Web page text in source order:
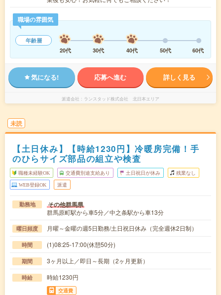
職場の雰囲気
年齢層
20代
30代 40代 50代 60代
気になる! 応募へ進む 詳しく見る
派遣会社 ランスタッド株式会社 北日本エリア
未読
【土日休み】【時給1230円】冷暖房完備！手
のひらサイズ部品の組立や検査
職種未経験OK 交通費別途支給あり 土日祝日が休み 残業なし
WEB登録OK 派遣
勤務地 その他群馬県
群馬原町駅から車5分／中之条駅から車13分
曜日頻度 月曜～金曜の週5日勤務/土日祝日休み（完全週休2日制）
時間 (1)08:25-17:00(休憩50分)
期間 3ヶ月以上／即日～長期（2ヶ月更新）
時給 時給1230円
交通費